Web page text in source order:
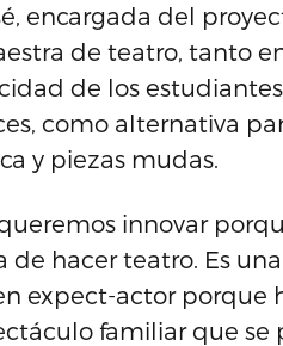
encargada del
de teatro, tanto
de los
como alternativa
y piezas mudas.
innovar
de hacer teatro. Es
expect-actor porque
familiar que se